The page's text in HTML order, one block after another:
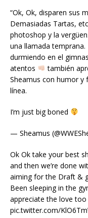
“Ok, Ok, disparen sus
Demasiadas Tartas,
photoshop y la
una llamada
durmiendo en el
atentos
también
Sheamus con humor y
línea.
I’m just big boned
— Sheamus
Ok Ok take your best
and then we’re done
aiming for the Draft &
Been sleeping in the
appreciate the love
pic.twitter.com/